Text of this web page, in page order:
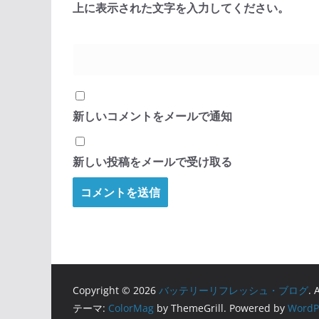
上に表示された文字を入力してください。
新しいコメントをメールで通知
新しい投稿をメールで受け取る
Copyright © 2026 バッテリーリフレッシュ・ブログ.
テーマ: ColorMag by ThemeGrill. Powered by